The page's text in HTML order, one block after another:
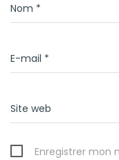
Nom *
E-mail *
Site web
Enregistrer mon